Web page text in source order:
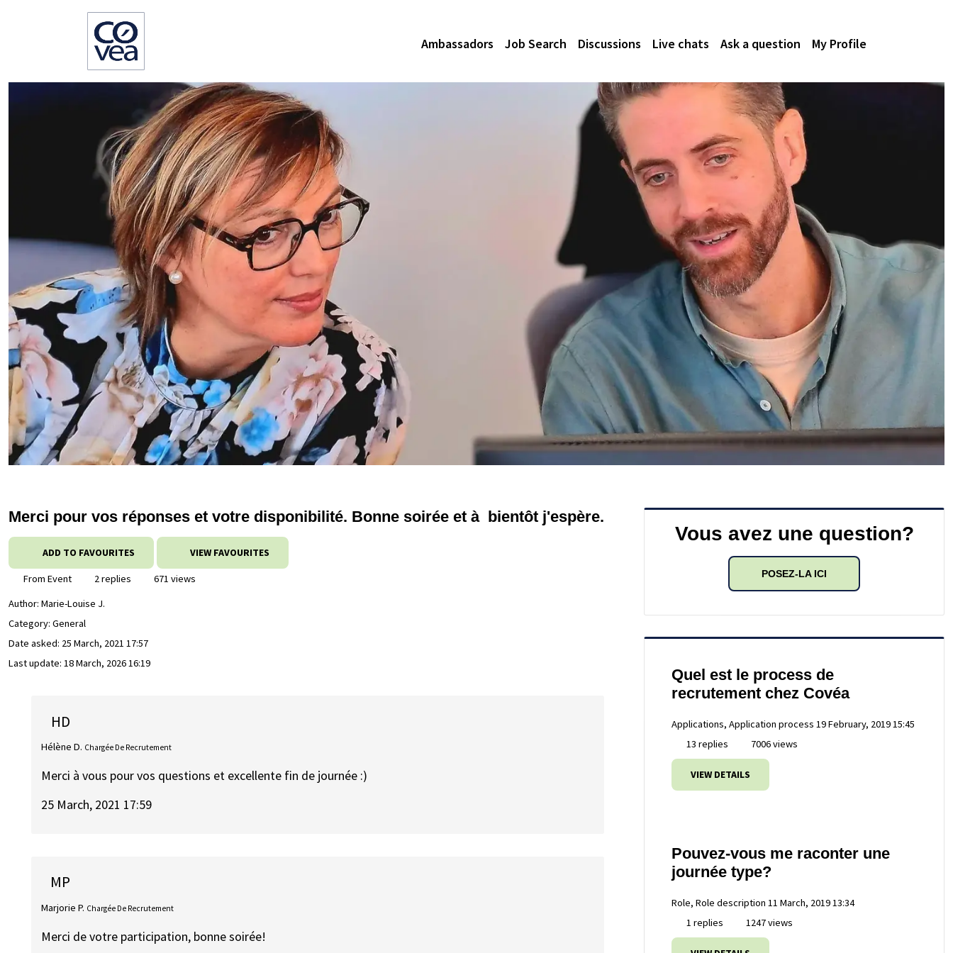
Ambassadors Job Search Discussions Live chats Ask a question My Profile
Merci pour vos réponses et votre disponibilité. Bonne soirée et à bientôt j'espère.
ADD TO FAVOURITES VIEW FAVOURITES
From Event 2 replies
671 views
Author: Marie-Louise J.
Category: General
Date asked: 25 March, 2021 17:57
Last update: 18 March, 2026 16:19
HD
Hélène D. Chargée De Recrutement
Merci à vous pour vos questions et excellente fin de journée :)
25 March, 2021 17:59
MP
Marjorie P. Chargée De Recrutement
Merci de votre participation, bonne soirée!
Vous avez une question?
POSEZ-LA ICI
Quel est le process de
recrutement chez Covéa
Applications, Application process 19 February, 2019 15:45
13 replies
7006 views
VIEW DETAILS
Pouvez-vous me raconter une
journée type?
Role, Role description 11 March, 2019 13:34
1 replies
1247 views